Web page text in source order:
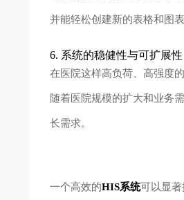
并能轻松创建新的表格和图
6. 系统的稳健性与可扩展性
在医院这样高负荷、高强度
随着医院规模的扩大和业务
长需求。
一个高效的HIS系统可以显